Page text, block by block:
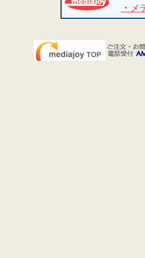
・ メ